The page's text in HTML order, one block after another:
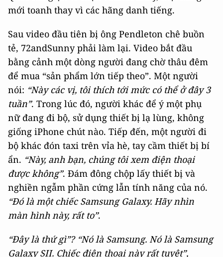
mới toanh thay vì các hãng danh tiếng.
Sau video đầu tiên bị ông Pendleton chê buồn
tẻ, 72andSunny phải làm lại. Video bắt đầu
bằng cảnh một dòng người đang chờ thâu đêm
để mua “sản phẩm lớn tiếp theo”. Một người
nói: “Này các vị, tôi thích tới mức có thể ở đây 3
tuần”. Trong lúc đó, người khác để ý một phụ
nữ đang đi bộ, sử dụng thiết bị lạ lùng, không
giống iPhone chút nào. Tiếp đến, một người đi
bộ khác đón taxi trên vỉa hè, tay cầm thiết bị bí
ẩn. “Này, anh bạn, chúng tôi xem điện thoại
được không”. Đám đông chộp lấy thiết bị và
nghiền ngẫm phần cứng lẫn tính năng của nó.
“Đó là một chiếc Samsung Galaxy. Hãy nhìn
màn hình này, rất to”.
“Đây là thứ gì”? “Nó là Samsung. Nó là Samsung
Galaxy SII. Chiếc điện thoại này rất tuyệt”,